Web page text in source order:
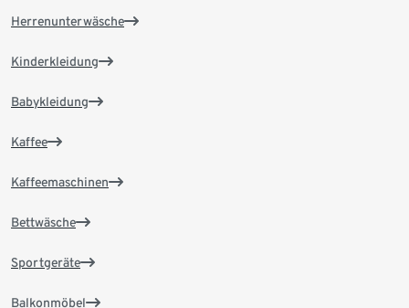
Herrenunterwäsche
Kinderkleidung
Babykleidung
Kaffee
Kaffeemaschinen
Bettwäsche
Sportgeräte
Balkonmöbel